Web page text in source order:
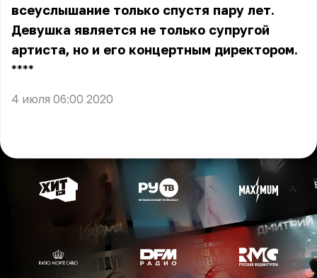
всеуслышание только спустя пару лет.
Девушка является не только супругой
артиста, но и его концертным директором.
** **
4 июля 06:00 2020